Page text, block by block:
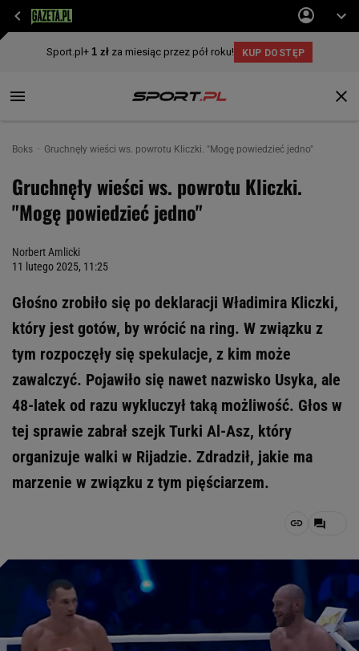
Boks Gruchnęły wieści ws. powrotu Kliczki. "Mogę powiedzieć jedno"
Gruchnęły wieści ws. powrotu Kliczki.
"Mogę powiedzieć jedno"
Norbert Amlicki
11 lutego 2025, 11:25
Głośno zrobiło się po deklaracji Władimira Kliczki,
który jest gotów, by wrócić na ring. W związku z
tym rozpoczęły się spekulacje, z kim może
zawalczyć. Pojawiło się nawet nazwisko Usyka, ale
48-latek od razu wykluczył taką możliwość. Głos w
tej sprawie zabrał szejk Turki Al-Asz, który
organizuje walki w Rijadzie. Zdradził, jakie ma
marzenie w związku z tym pięściarzem.